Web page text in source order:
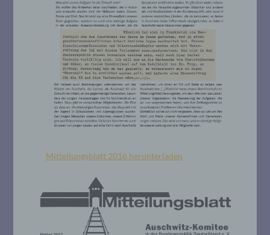
Mitteilungsblatt 2016 herunterladen